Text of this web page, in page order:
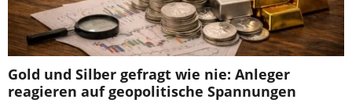
Gold und Silber gefragt wie nie: Anleger
reagieren auf geopolitische Spannungen